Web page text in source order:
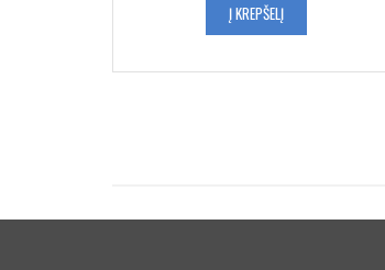
Į KREPŠELĮ